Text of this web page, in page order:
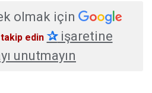
olmak için
edin ✰işaretine
unutmayın